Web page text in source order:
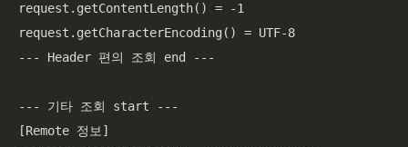
request.getContentLength() = -1
request.getCharacterEncoding() = UTF-8
--- Header 편의 조회 end ---
--- 기타 조회 start ---
[Remote 정보]